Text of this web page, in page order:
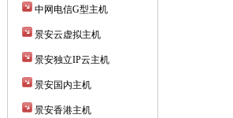
中网电信G型主机
景安云虚拟主机
景安独立IP云主机
景安国内主机
景安香港主机